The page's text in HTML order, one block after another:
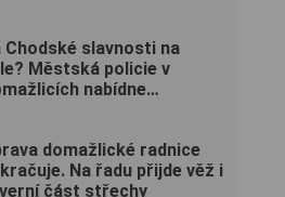
Chodské slavnosti na
Městská policie v
nabídne
domažlické radnice
Na řadu přijde věž i
část střechy